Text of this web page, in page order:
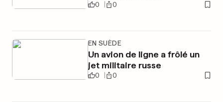
0 0
EN SUÈDE
Un avion de ligne a frôlé un
jet militaire russe
0 0